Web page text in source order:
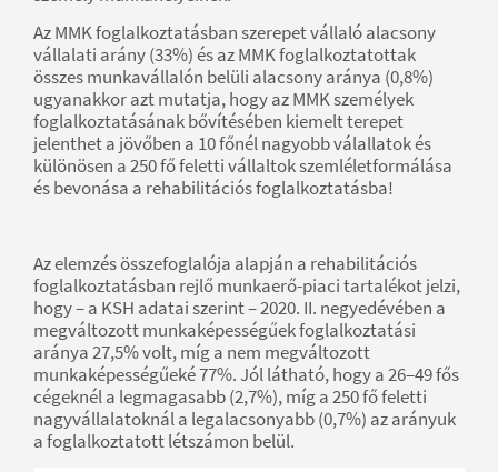
Az MMK foglalkoztatásban szerepet vállaló alacsony
vállalati arány (33%) és az MMK foglalkoztatottak
összes munkavállalón belüli alacsony aránya (0,8%)
ugyanakkor azt mutatja, hogy az MMK személyek
foglalkoztatásának bővítésében kiemelt terepet
jelenthet a jövőben a 10 főnél nagyobb válallatok és
különösen a 250 fő feletti vállaltok szemléletformálása
és bevonása a rehabilitációs foglalkoztatásba!
Az elemzés összefoglalója alapján a rehabilitációs
foglalkoztatásban rejlő munkaerő-piaci tartalékot jelzi,
hogy – a KSH adatai szerint – 2020. II. negyedévében a
megváltozott munkaképességűek foglalkoztatási
aránya 27,5% volt, míg a nem megváltozott
munkaképességűeké 77%. Jól látható, hogy a 26–49 fős
cégeknél a legmagasabb (2,7%), míg a 250 fő feletti
nagyvállalatoknál a legalacsonyabb (0,7%) az arányuk
a foglalkoztatott létszámon belül.